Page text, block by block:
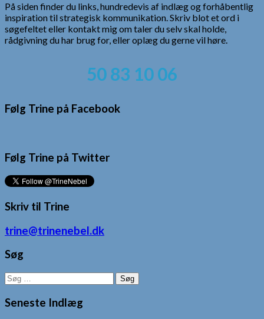
På siden finder du links, hundredevis af indlæg og forhåbentlig
inspiration til strategisk kommunikation. Skriv blot et ord i
søgefeltet eller kontakt mig om taler du selv skal holde,
rådgivning du har brug for, eller oplæg du gerne vil høre.
50 83 10 06
Følg Trine på Facebook
Følg Trine på Twitter
Skriv til Trine
trine@trinenebel.dk
Søg
Søg
efter:
Seneste Indlæg